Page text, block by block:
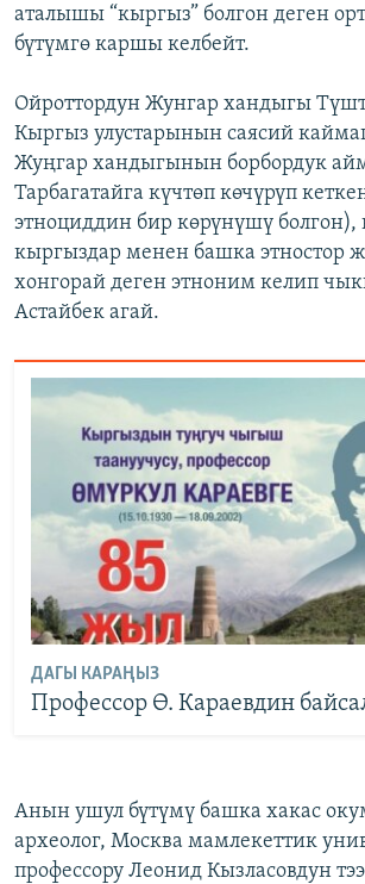
аталышы “кыргыз” болгон деген
бүтүмгө каршы келбейт.
Ойроттордун Жунгар хандыгы
Кыргыз улустарынын саясий
Жуңгар хандыгынын борбордук
Тарбагатайга күчтөп көчүрүп
этноциддин бир көрүнүшү болгон),
кыргыздар менен башка этностор
хонгорай деген этноним келип
Астайбек агай.
ДАГЫ КАРАҢЫЗ
Профессор Ө. Караевдин
Анын ушул бүтүмү башка хакас
археолог, Москва мамлекеттик
профессору Леонид Кызласовдун